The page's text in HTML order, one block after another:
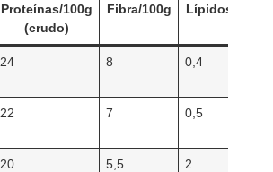
Proteínas/100g
(crudo)
Fibra/100g Lípidos/100g
24 8 0,4
22 7 0,5
20 5,5 2